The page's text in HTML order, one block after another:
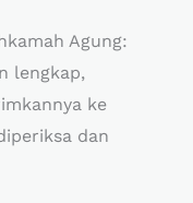
Agung:
lengkap,
ke
dan